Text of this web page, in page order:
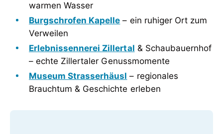
warmen Wasser
Burgschrofen Kapelle – ein ruhiger Ort zum
Verweilen
Erlebnissennerei Zillertal & Schaubauernhof
– echte Zillertaler Genussmomente
Museum Strasserhäusl – regionales
Brauchtum & Geschichte erleben